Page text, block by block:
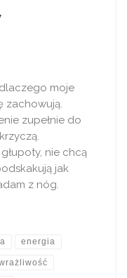
moje
zachowują.
zupełnie do
nie chcą
jak
z nóg.
energia